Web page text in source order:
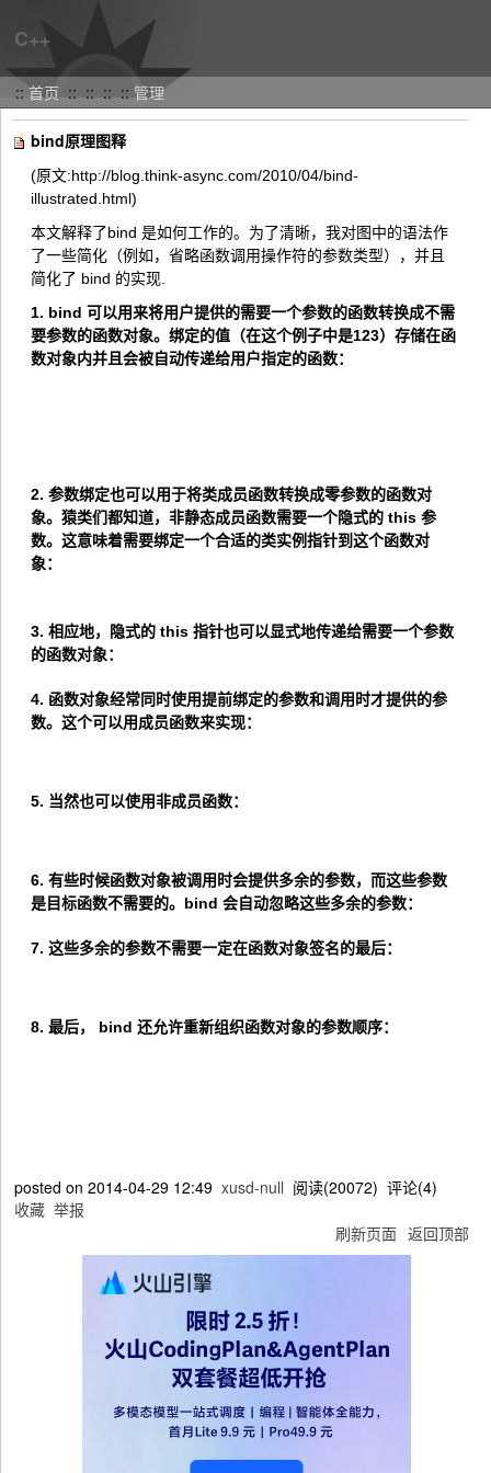
C++
::首页 :: :: :: ::管理
bind原理图释
(原文:http://blog.think-async.com/2010/04/bind-
illustrated.html)
本文解释了bind 是如何工作的。为了清晰，我对图中的语法作
了一些简化（例如，省略函数调用操作符的参数类型），并且
简化了 bind 的实现.
1. bind 可以用来将用户提供的需要一个参数的函数转换成不需
要参数的函数对象。绑定的值（在这个例子中是123）存储在函
数对象内并且会被自动传递给用户指定的函数：
2. 参数绑定也可以用于将类成员函数转换成零参数的函数对
象。猿类们都知道，非静态成员函数需要一个隐式的 this 参
数。这意味着需要绑定一个合适的类实例指针到这个函数对
象：
3. 相应地，隐式的 this 指针也可以显式地传递给需要一个参数
的函数对象：
4. 函数对象经常同时使用提前绑定的参数和调用时才提供的参
数。这个可以用成员函数来实现：
5. 当然也可以使用非成员函数：
6. 有些时候函数对象被调用时会提供多余的参数，而这些参数
是目标函数不需要的。 bind 会自动忽略这些多余的参数：
7. 这些多余的参数不需要一定在函数对象签名的最后：
8. 最后， bind 还允许重新组织函数对象的参数顺序：
posted on 2014-04-29 12:49 xusd-null 阅读(20072) 评论(4)
收藏 举报
刷新页面 返回顶部